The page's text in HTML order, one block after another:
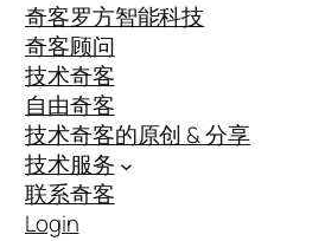
奇客罗方智能科技
奇客顾问
技术奇客
自由奇客
技术奇客的原创 & 分享
技术服务
联系奇客
Login